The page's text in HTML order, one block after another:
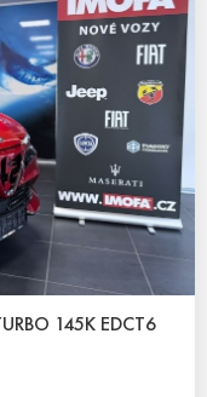
145K EDCT6